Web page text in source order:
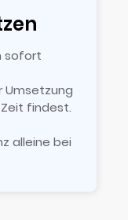
sofort
Umsetzung
findest.
alleine bei